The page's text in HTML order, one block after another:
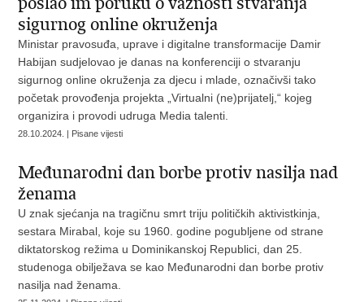
sigurnog online okruženja
Ministar pravosuđa, uprave i digitalne transformacije Damir
Habijan sudjelovao je danas na konferenciji o stvaranju
sigurnog online okruženja za djecu i mlade, označivši tako
početak provođenja projekta „Virtualni (ne)prijatelj,“ kojeg
organizira i provodi udruga Media talenti.
28.10.2024. | Pisane vijesti
Međunarodni dan borbe protiv nasilja nad
ženama
U znak sjećanja na tragičnu smrt triju političkih aktivistkinja,
sestara Mirabal, koje su 1960. godine pogubljene od strane
diktatorskog režima u Dominikanskoj Republici, dan 25.
studenoga obilježava se kao Međunarodni dan borbe protiv
nasilja nad ženama.